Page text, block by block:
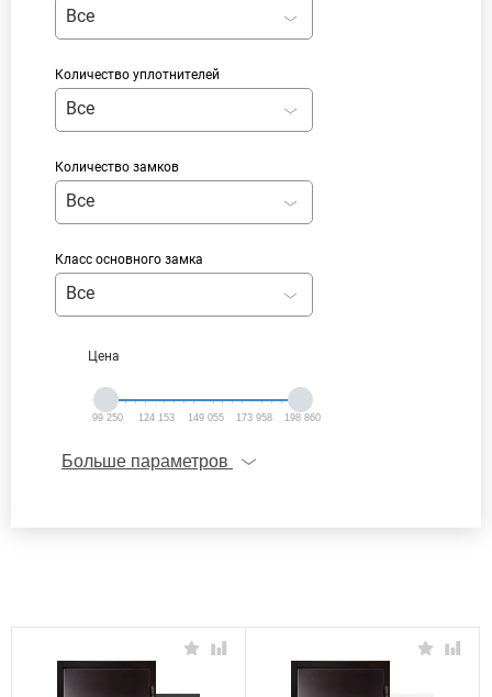
Все
Количество уплотнителей
Все
Количество замков
Все
Класс основного замка
Все
Цена
99 250 124 153 149 055 173 958 198 860
Больше параметров